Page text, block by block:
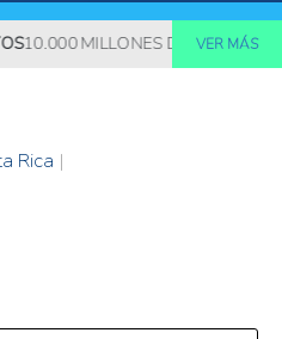
MILLONES DE PERSONAS
VER MÁS
Rica |